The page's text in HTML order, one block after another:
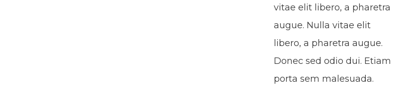
vitae elit libero, a pharetra
augue. Nulla vitae elit
libero, a pharetra augue.
Donec sed odio dui. Etiam
porta sem malesuada.